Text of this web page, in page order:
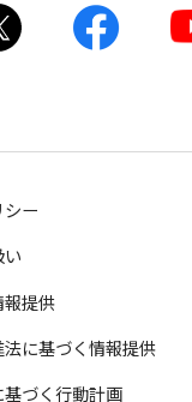
ー
提供
に基づく情報提供
づく行動計画